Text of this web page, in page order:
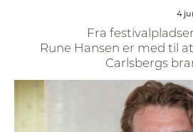
4
Fra
Rune Hansen er med til
Carlsbergs